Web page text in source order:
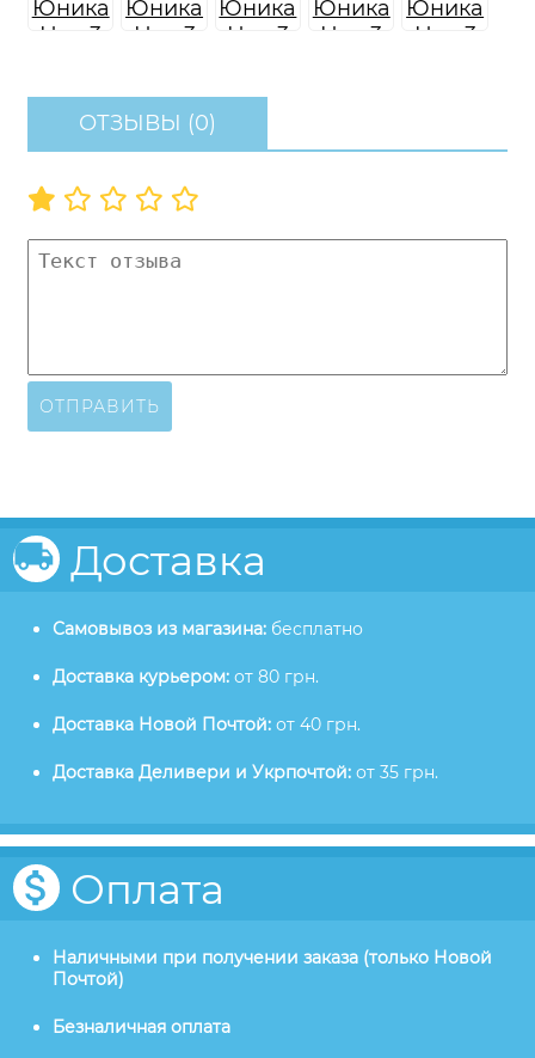
ОТЗЫВЫ (0)
ОТПРАВИТЬ
Доставка
Самовывоз из магазина: бесплатно
Доставка курьером: от 80 грн.
Доставка Новой Почтой: от 40 грн.
Доставка Деливери и Укрпочтой: от 35 грн.
Оплата
Наличными при получении заказа (только Новой
Почтой)
Безналичная оплата